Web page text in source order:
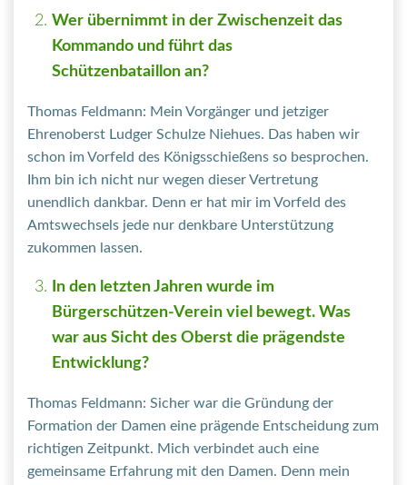
Wer übernimmt in der Zwischenzeit das
Kommando und führt das
Schützenbataillon an?
Thomas Feldmann: Mein Vorgänger und jetziger
Ehrenoberst Ludger Schulze Niehues. Das haben wir
schon im Vorfeld des Königsschießens so besprochen.
Ihm bin ich nicht nur wegen dieser Vertretung
unendlich dankbar. Denn er hat mir im Vorfeld des
Amtswechsels jede nur denkbare Unterstützung
zukommen lassen.
In den letzten Jahren wurde im
Bürgerschützen-Verein viel bewegt. Was
war aus Sicht des Oberst die prägendste
Entwicklung?
Thomas Feldmann: Sicher war die Gründung der
Formation der Damen eine prägende Entscheidung zum
richtigen Zeitpunkt. Mich verbindet auch eine
gemeinsame Erfahrung mit den Damen. Denn mein